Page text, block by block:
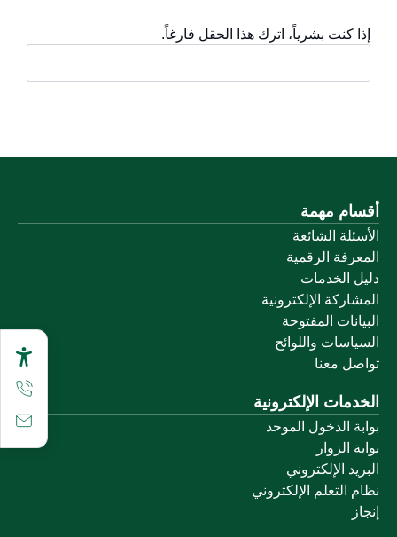
إذا كنت بشرياً، اترك هذا الحقل فارغاً.
أقسام مهمة
الأسئلة الشائعة
المعرفة الرقمية
دليل الخدمات
المشاركة الإلكترونية
البيانات المفتوحة
السياسات واللوائح
تواصل معنا
الخدمات الإلكترونية
بوابة الدخول الموحد
بوابة الزوار
البريد الإلكتروني
نظام التعلم الإلكتروني
إنجاز